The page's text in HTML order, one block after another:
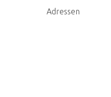
Adressen